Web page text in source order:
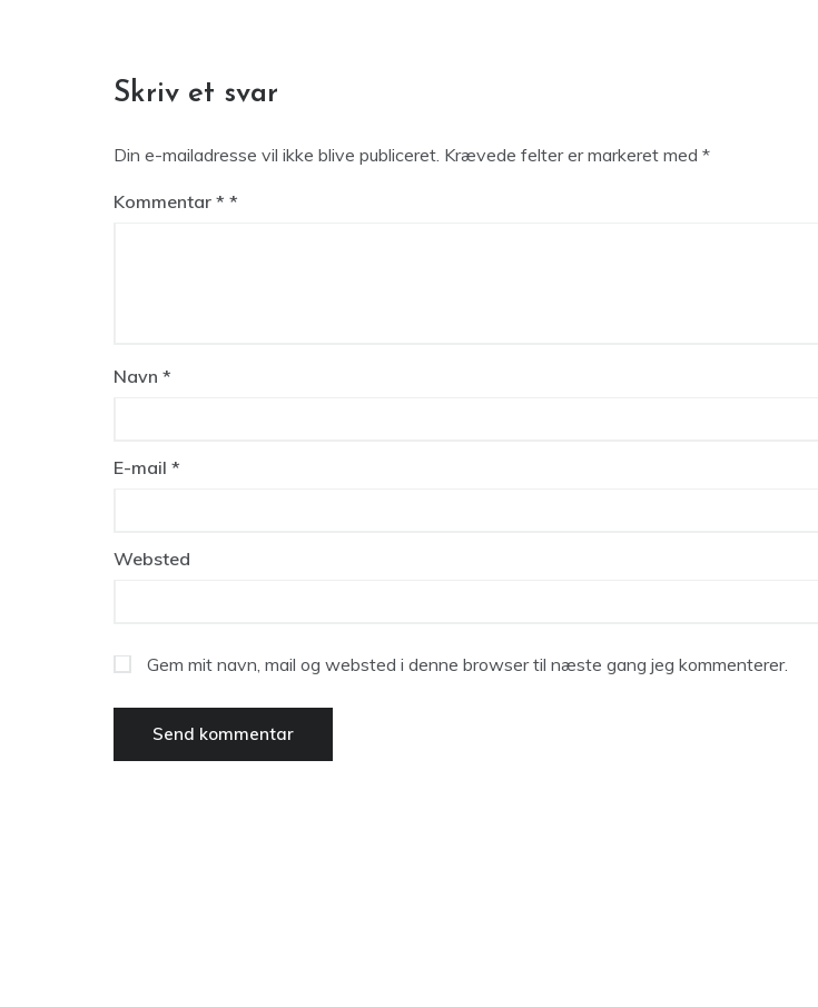
Skriv et svar
Din e-mailadresse vil ikke blive publiceret. Krævede felter er markeret med *
Kommentar *
Navn *
E-mail *
Websted
Gem mit navn, mail og websted i denne browser til næste gang jeg kommenterer.